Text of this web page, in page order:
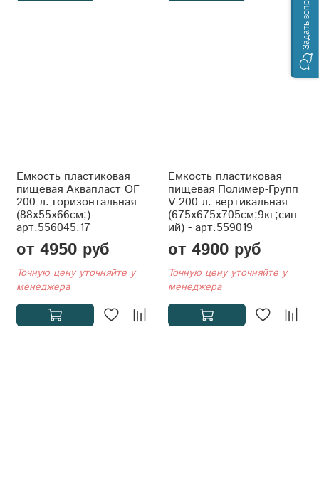
Ёмкость пластиковая
пищевая Аквапласт ОГ
200 л. горизонтальная
(88x55x66см;) -
арт.556045.17
от 4950 руб
Точную цену уточняйте у
менеджера
Ёмкость пластиковая
пищевая Полимер-Групп
V 200 л. вертикальная
(675x675x705см;9кг;син
ий) - арт.559019
от 4900 руб
Точную цену уточняйте у
менеджера
Задать вопрос